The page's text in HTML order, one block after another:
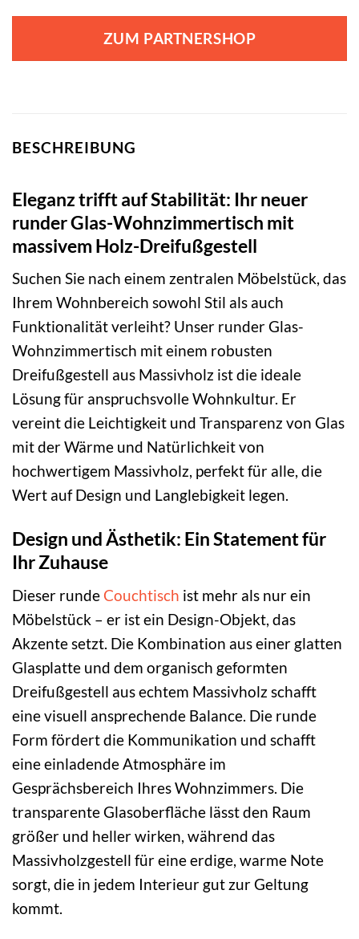
ZUM PARTNERSHOP
BESCHREIBUNG
Eleganz trifft auf Stabilität: Ihr neuer
runder Glas-Wohnzimmertisch mit
massivem Holz-Dreifußgestell
Suchen Sie nach einem zentralen Möbelstück, das
Ihrem Wohnbereich sowohl Stil als auch
Funktionalität verleiht? Unser runder Glas-
Wohnzimmertisch mit einem robusten
Dreifußgestell aus Massivholz ist die ideale
Lösung für anspruchsvolle Wohnkultur. Er
vereint die Leichtigkeit und Transparenz von Glas
mit der Wärme und Natürlichkeit von
hochwertigem Massivholz, perfekt für alle, die
Wert auf Design und Langlebigkeit legen.
Design und Ästhetik: Ein Statement für
Ihr Zuhause
Dieser runde Couchtisch ist mehr als nur ein
Möbelstück – er ist ein Design-Objekt, das
Akzente setzt. Die Kombination aus einer glatten
Glasplatte und dem organisch geformten
Dreifußgestell aus echtem Massivholz schafft
eine visuell ansprechende Balance. Die runde
Form fördert die Kommunikation und schafft
eine einladende Atmosphäre im
Gesprächsbereich Ihres Wohnzimmers. Die
transparente Glasoberfläche lässt den Raum
größer und heller wirken, während das
Massivholzgestell für eine erdige, warme Note
sorgt, die in jedem Interieur gut zur Geltung
kommt.